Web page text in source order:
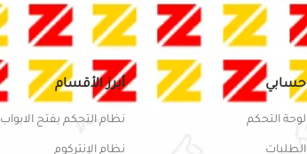
حسابي
لوحة التحكم
الطلبات
أبرز الأقسام
نظام التحكم بفتح الابواب
نظام الإنتركوم